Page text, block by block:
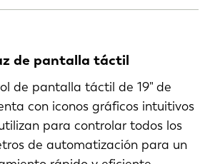
de pantalla táctil
de pantalla táctil de 19" de
con iconos gráficos intuitivos
para controlar todos los
de automatización para un